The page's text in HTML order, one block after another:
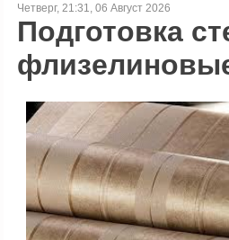
Четверг, 21:31, 06 Август 2026
Подготовка